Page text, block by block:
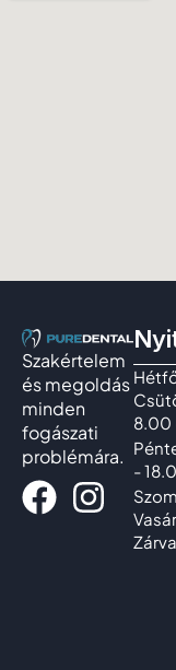
Szakértelem
és megoldás
minden
fogászati
problémára.
8.00
-
Zárva